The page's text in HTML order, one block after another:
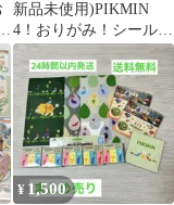
新品未使用)PIKMIN
4！おりがみ！シール付
き！3個！定価1146円！
日本製
¥ 1,500